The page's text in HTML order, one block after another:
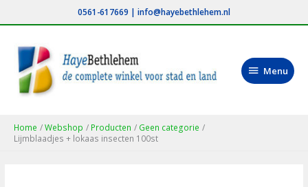
naar
inhoud
0561-617669 | info@hayebethlehem.nl
Menu
Menu
Home Webshop Producten
Geen categorie
Lijmblaadjes + lokaas insecten 100st